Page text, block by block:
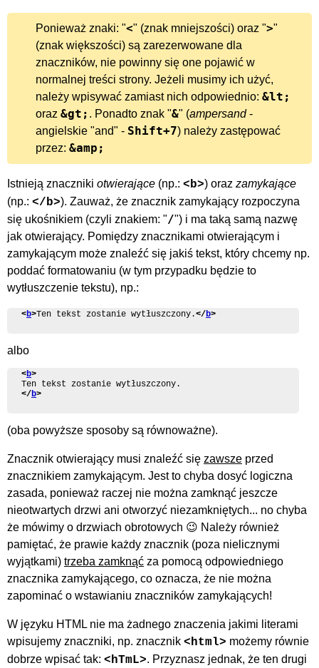
Ponieważ znaki: "<" (znak mniejszości) oraz ">"
(znak większości) są zarezerwowane dla
znaczników, nie powinny się one pojawić w
normalnej treści strony. Jeżeli musimy ich użyć,
należy wpisywać zamiast nich odpowiednio: &lt;
oraz &gt; . Ponadto znak "&" (ampersand-
angielskie "and" - Shift+7) należy zastępować
przez: &amp;
Istnieją znaczniki otwierające (np.: <b>) oraz zamykające
(np.: </b>). Zauważ, że znacznik zamykający rozpoczyna
się ukośnikiem (czyli znakiem: "/") i ma taką samą nazwę
jak otwierający. Pomiędzy znacznikami otwierającym i
zamykającym może znaleźć się jakiś tekst, który chcemy np.
poddać formatowaniu (w tym przypadku będzie to
wytłuszczenie tekstu), np.:
<b>Ten tekst zostanie wytłuszczony.</b>
albo
<b>
</b>
(oba powyższe sposoby są równoważne).
Znacznik otwierający musi znaleźć się zawsze przed
znacznikiem zamykającym. Jest to chyba dosyć logiczna
zasada, ponieważ raczej nie można zamknąć jeszcze
nieotwartych drzwi ani otworzyć niezamkniętych... no chyba
że mówimy o drzwiach obrotowych 😉 Należy również
pamiętać, że prawie każdy znacznik (poza nielicznymi
wyjątkami) trzeba zamknąć za pomocą odpowiedniego
znacznika zamykającego, co oznacza, że nie można
zapominać o wstawianiu znaczników zamykających!
W języku HTML nie ma żadnego znaczenia jakimi literami
wpisujemy znaczniki, np. znacznik <html> możemy równie
dobrze wpisać tak: <hTmL>. Przyznasz jednak, że ten drugi